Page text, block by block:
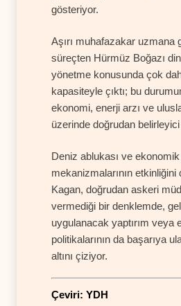
gösteriyor.
Aşırı muhafazakar uzmana
süreçten Hürmüz Boğazı
yönetme konusunda çok
kapasiteyle çıktı; bu
ekonomi, enerji arzı ve
üzerinde doğrudan
Deniz ablukası ve ekonomik
mekanizmalarının
Kagan, doğrudan askeri
vermediği bir denklemde,
uygulanacak yaptırım veya
politikalarının da başarıya
altını çiziyor.
Çeviri: YDH